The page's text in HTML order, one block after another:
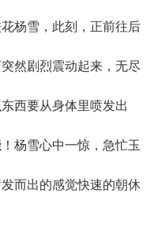
杨雪，此刻，正前往后
然剧烈震动起来，无尽
西要从身体里喷发出
杨雪心中一惊，急忙玉
而出的感觉快速的朝休